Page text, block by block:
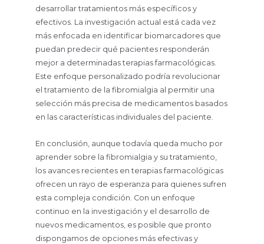
desarrollar tratamientos más específicos y
efectivos. La investigación actual está cada vez
más enfocada en identificar biomarcadores que
puedan predecir qué pacientes responderán
mejor a determinadas terapias farmacológicas.
Este enfoque personalizado podría revolucionar
el tratamiento de la fibromialgia al permitir una
selección más precisa de medicamentos basados
en las características individuales del paciente.
En conclusión, aunque todavía queda mucho por
aprender sobre la fibromialgia y su tratamiento,
los avances recientes en terapias farmacológicas
ofrecen un rayo de esperanza para quienes sufren
esta compleja condición. Con un enfoque
continuo en la investigación y el desarrollo de
nuevos medicamentos, es posible que pronto
dispongamos de opciones más efectivas y